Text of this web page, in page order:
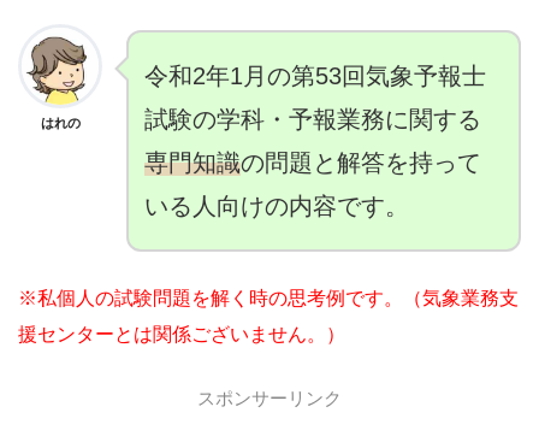
はれの
令和2年1月の第53回気象予報士
試験の学科・予報業務に関する
専門知識の問題と解答を持って
いる人向けの内容です。
※私個人の試験問題を解く時の思考例です。（気象業務支
援センターとは関係ございません。）
スポンサーリンク